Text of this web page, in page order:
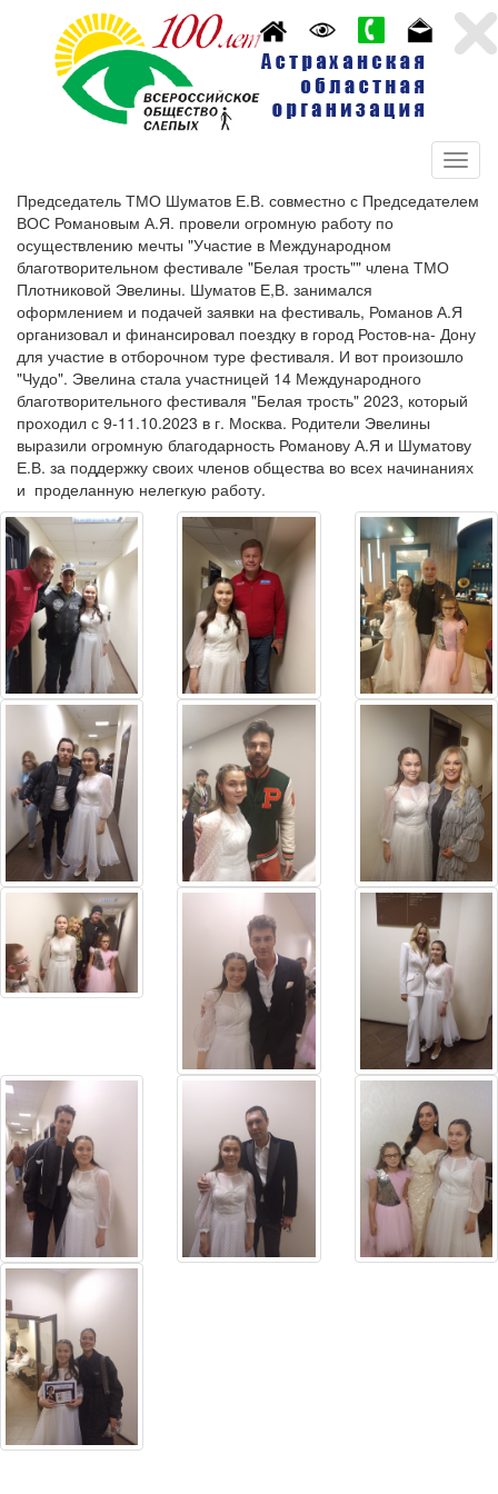
Председатель ТМО Шуматов Е.В. совместно с Председателем
ВОС Романовым А.Я. провели огромную работу по
осуществлению мечты "Участие в Международном
благотворительном фестивале "Белая трость"" члена ТМО
Плотниковой Эвелины. Шуматов Е,В. занимался
оформлением и подачей заявки на фестиваль, Романов А.Я
организовал и финансировал поездку в город Ростов-на- Дону
для участие в отборочном туре фестиваля. И вот произошло
"Чудо". Эвелина стала участницей 14 Международного
благотворительного фестиваля "Белая трость" 2023, который
проходил с 9-11.10.2023 в г. Москва. Родители Эвелины
выразили огромную благодарность Романову А.Я и Шуматову
Е.В. за поддержку своих членов общества во всех начинаниях
и проделанную нелегкую работу.